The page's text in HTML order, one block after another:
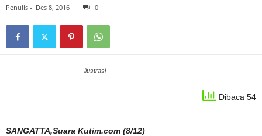
Penulis - Des 8, 2016 0
ilustrasi
Dibaca 54
SANGATTA,Suara Kutim.com (8/12)